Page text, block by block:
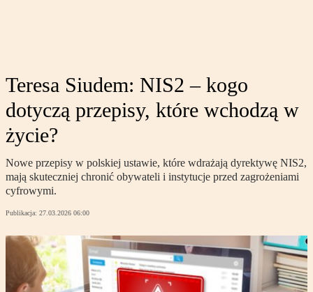
Teresa Siudem: NIS2 – kogo
dotyczą przepisy, które wchodzą w
życie?
Nowe przepisy w polskiej ustawie, które wdrażają dyrektywę NIS2,
mają skuteczniej chronić obywateli i instytucje przed zagrożeniami
cyfrowymi.
Publikacja: 27.03.2026 06:00